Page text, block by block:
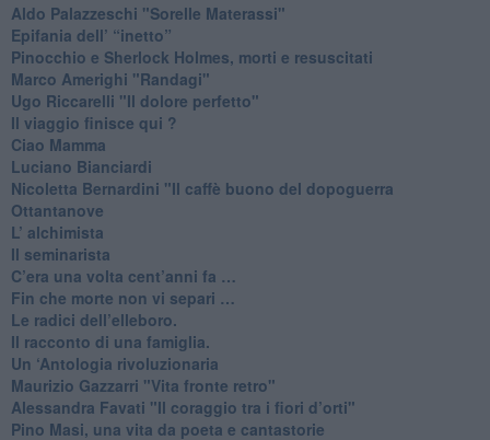
​Aldo Palazzeschi "Sorelle Materassi"
​Epifania dell’ “inetto”
Pinocchio e Sherlock Holmes, morti e resuscitati
​Marco Amerighi "Randagi"
Ugo Riccarelli "Il dolore perfetto"
​Il viaggio finisce qui ?
​Ciao Mamma
​Luciano Bianciardi
​Nicoletta Bernardini "Il caffè buono del dopoguerra
​Ottantanove
​L’ alchimista
Il seminarista
​C’era una volta cent’anni fa …
​Fin che morte non vi separi …
​Le radici dell’elleboro.
​Il racconto di una famiglia.
Un ‘Antologia rivoluzionaria
​Maurizio Gazzarri "Vita fronte retro"
​Alessandra Favati "Il coraggio tra i fiori d’orti"
​Pino Masi, una vita da poeta e cantastorie